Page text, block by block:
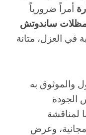
أمراً ضرورياً
ساندوتش
في العزل، متانة
والموثوق به
الجودة
لمناقشة
وعرض